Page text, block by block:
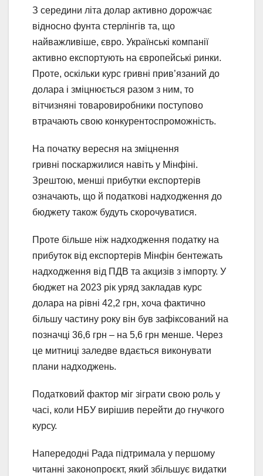
З середини літа долар активно дорожчає
відносно фунта стерлінгів та, що
найважливіше, євро. Українські компанії
активно експортують на європейські ринки.
Проте, оскільки курс гривні прив’язаний до
долара і зміцнюється разом з ним, то
вітчизняні товаровиробники поступово
втрачають свою конкурентоспроможність.
На початку вересня на зміцнення
гривні поскаржилися навіть у Мінфіні.
Зрештою, менші прибутки експортерів
означають, що й податкові надходження до
бюджету також будуть скорочуватися.
Проте більше ніж надходження податку на
прибуток від експортерів Мінфін бентежать
надходження від ПДВ та акцизів з імпорту. У
бюджет на 2023 рік уряд закладав курс
долара на рівні 42,2 грн, хоча фактично
більшу частину року він був зафіксований на
позначці 36,6 грн – на 5,6 грн менше. Через
це митниці заледве вдається виконувати
плани надходжень.
Податковий фактор міг зіграти свою роль у
часі, коли НБУ вирішив перейти до гнучкого
курсу.
Напередодні Рада підтримала у першому
читанні законопроєкт, який збільшує видатки